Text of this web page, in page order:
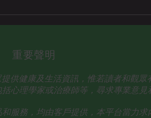
覆診服藥外，冥想是
重要聲明
提供健康及生活資訊，惟若讀者和觀
括心理學家或治療師等，尋求專業意見
服務，均由客戶提供，本平台當力求